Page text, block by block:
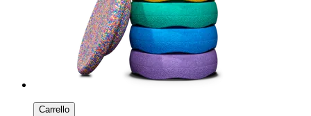
Carrello